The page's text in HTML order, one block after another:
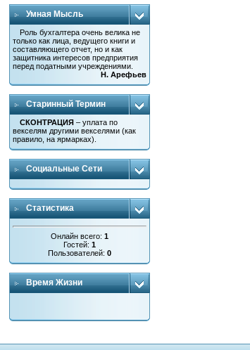
Умная Мысль
Роль бухгалтера очень велика не
только как лица, ведущего книги и
составляющего отчет, но и как
защитника интересов предприятия
перед податными учреждениями.
Н. Арефьев
Старинный Термин
СКОНТРАЦИЯ – уплата по
векселям другими векселями (как
правило, на ярмарках).
Социальные Сети
Статистика
Онлайн всего:1
Гостей:1
Пользователей:0
Время Жизни